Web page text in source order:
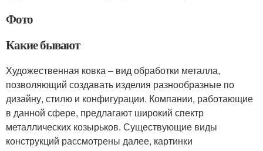
Фото
Какие бывают
Художественная ковка – вид обработки металла,
позволяющий создавать изделия разнообразные по
дизайну, стилю и конфигурации. Компании, работающие
в данной сфере, предлагают широкий спектр
металлических козырьков. Существующие виды
конструкций рассмотрены далее, картинки